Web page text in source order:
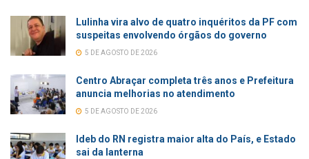
Lulinha vira alvo de quatro inquéritos da PF com
suspeitas envolvendo órgãos do governo
5 DE AGOSTO DE 2026
Centro Abraçar completa três anos e Prefeitura
anuncia melhorias no atendimento
5 DE AGOSTO DE 2026
Ideb do RN registra maior alta do País, e Estado
sai da lanterna